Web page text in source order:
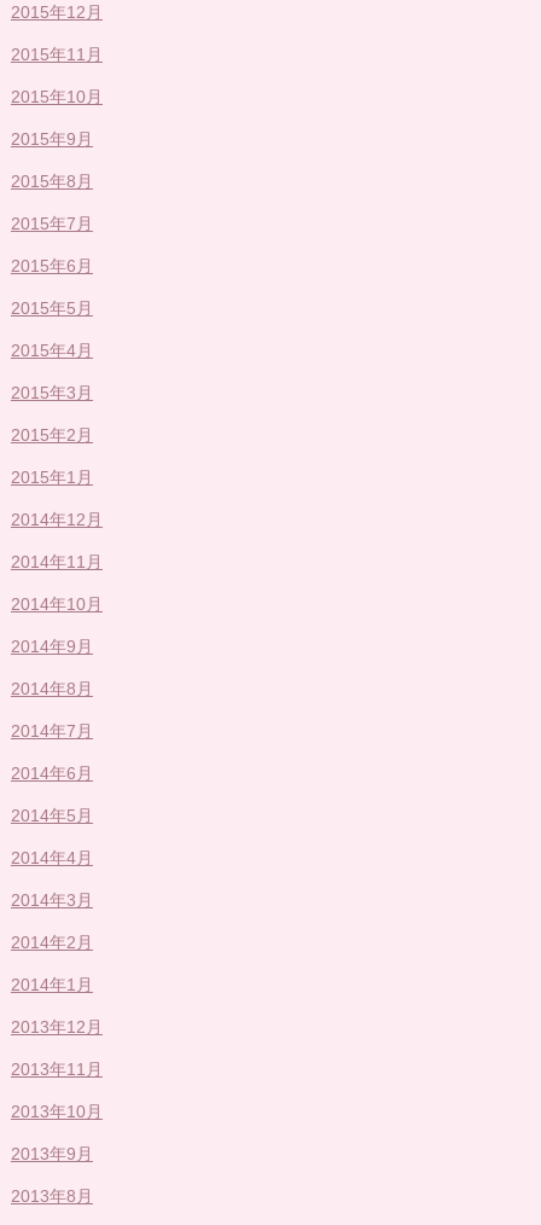
2015年12月
2015年11月
2015年10月
2015年9月
2015年8月
2015年7月
2015年6月
2015年5月
2015年4月
2015年3月
2015年2月
2015年1月
2014年12月
2014年11月
2014年10月
2014年9月
2014年8月
2014年7月
2014年6月
2014年5月
2014年4月
2014年3月
2014年2月
2014年1月
2013年12月
2013年11月
2013年10月
2013年9月
2013年8月